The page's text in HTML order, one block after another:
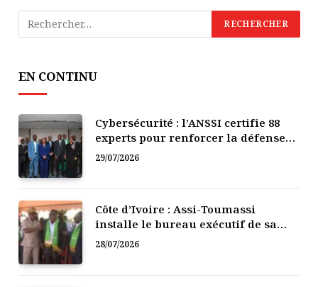
EN CONTINU
Cybersécurité : l’ANSSI certifie 88
experts pour renforcer la défense
numérique de la Côte d’Ivoire
29/07/2026
Côte d’Ivoire : Assi-Toumassi
installe le bureau exécutif de sa
mutuelle de développement
28/07/2026